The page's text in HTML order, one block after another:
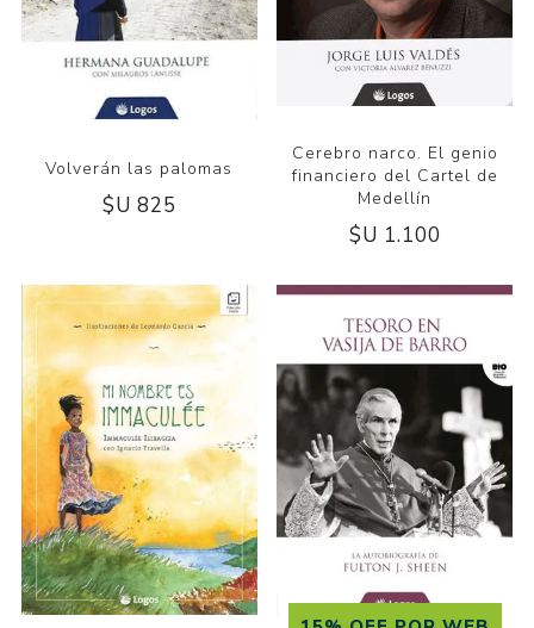
Volverán las palomas
$U 825
Cerebro narco. El genio
financiero del Cartel de
Medellín
$U 1.100